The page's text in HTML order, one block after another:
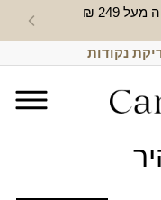
249 ₪ חדש
נקודות